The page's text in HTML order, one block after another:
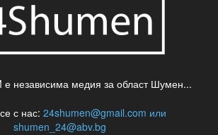
е независима медия за област Шумен...
с нас: 24shumen@gmail.com или
shumen_24@abv.bg